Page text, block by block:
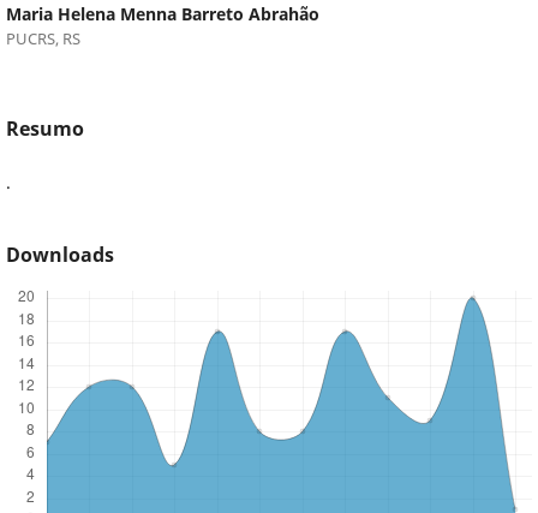
Maria Helena Menna Barreto Abrahão
PUCRS, RS
Resumo
.
Downloads